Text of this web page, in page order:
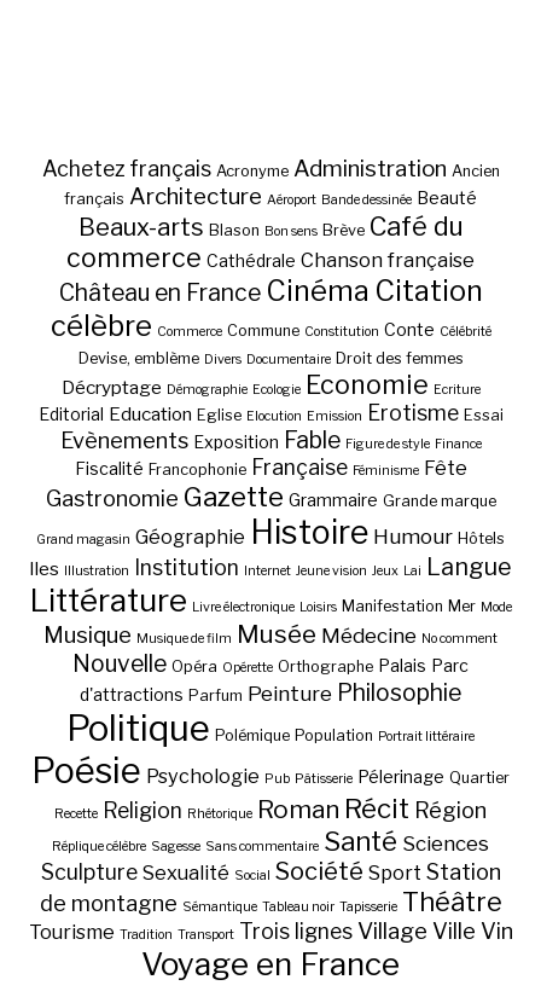
Achetez français Acronyme Administration Ancien
français Architecture Aéroport Bande dessinée Beauté
Beaux-arts Blason Bon sens Brève Café du
commerce Cathédrale Chanson française
Château en France Cinéma Citation
célèbre Commerce Commune Constitution Conte Célébrité
Devise, emblème Divers Documentaire Droit des femmes
Décryptage Démographie Ecologie Economie Ecriture
Editorial Education Eglise Elocution Emission Erotisme Essai
Evènements Exposition Fable Figure de style Finance
Fiscalité Francophonie Française Féminisme Fête
Gastronomie Gazette Grammaire Grande marque
Grand magasin Géographie Histoire Humour Hôtels
Iles Illustration Institution Internet Jeune vision Jeux Lai Langue
Littérature Livre électronique Loisirs Manifestation Mer Mode
Musique Musique de film Musée Médecine No comment
Nouvelle Opéra Opérette Orthographe Palais Parc
d'attractions Parfum Peinture Philosophie
Politique Polémique Population Portrait littéraire
Poésie Psychologie Pub Pâtisserie Pélerinage Quartier
Recette Religion Rhétorique Roman Récit Région
Réplique célèbre Sagesse Sans commentaire Santé Sciences
Sculpture Sexualité Social Société Sport Station
de montagne Sémantique Tableau noir Tapisserie Théâtre
Tourisme Tradition Transport Trois lignes Village Ville Vin
Voyage en France